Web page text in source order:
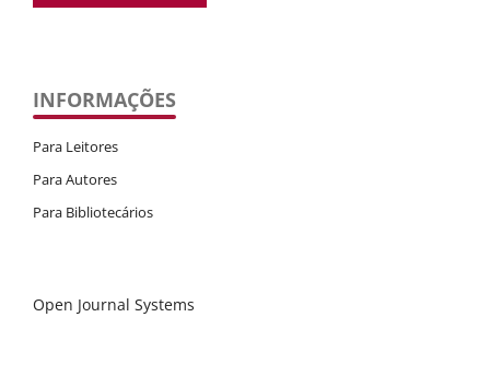
INFORMAÇÕES
Para Leitores
Para Autores
Para Bibliotecários
Open Journal Systems